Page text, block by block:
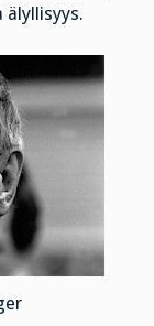
älyllisyys.